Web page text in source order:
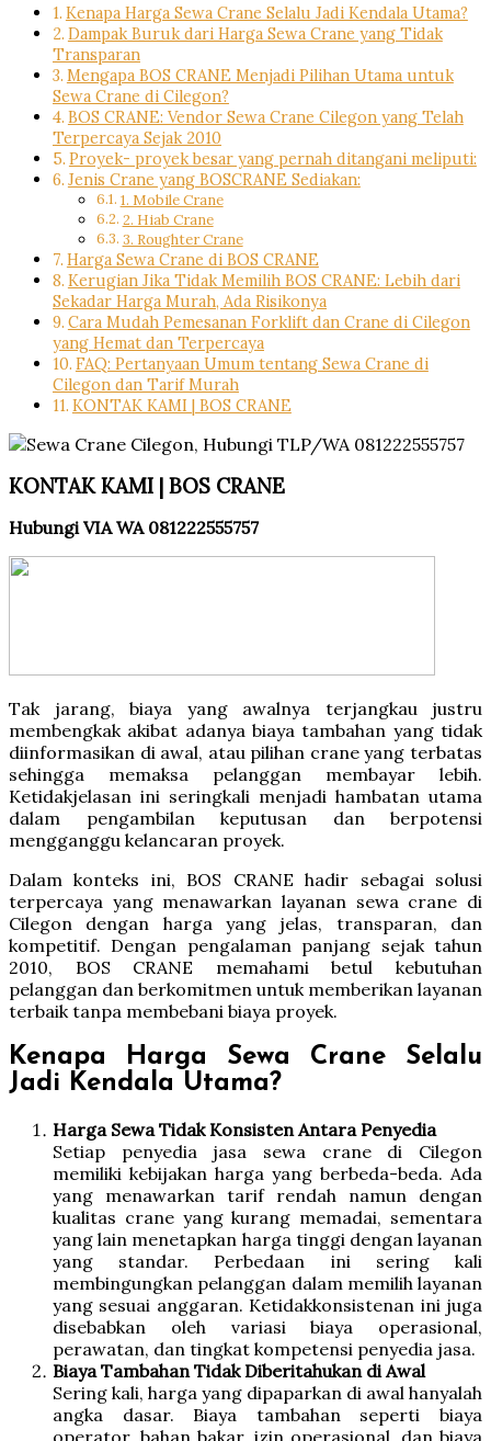
Kenapa Harga Sewa Crane Selalu Jadi Kendala Utama?
Dampak Buruk dari Harga Sewa Crane yang Tidak
Transparan
Mengapa BOS CRANE Menjadi Pilihan Utama untuk
Sewa Crane di Cilegon?
BOS CRANE: Vendor Sewa Crane Cilegon yang Telah
Terpercaya Sejak 2010
Proyek- proyek besar yang pernah ditangani meliputi:
Jenis Crane yang BOSCRANE Sediakan:
1. Mobile Crane
2. Hiab Crane
3. Roughter Crane
Harga Sewa Crane di BOS CRANE
Kerugian Jika Tidak Memilih BOS CRANE: Lebih dari
Sekadar Harga Murah, Ada Risikonya
Cara Mudah Pemesanan Forklift dan Crane di Cilegon
yang Hemat dan Terpercaya
FAQ: Pertanyaan Umum tentang Sewa Crane di
Cilegon dan Tarif Murah
KONTAK KAMI | BOS CRANE
KONTAK KAMI | BOS CRANE
Hubungi VIA WA 081222555757
Tak jarang, biaya yang awalnya terjangkau justru
membengkak akibat adanya biaya tambahan yang tidak
diinformasikan di awal, atau pilihan crane yang terbatas
sehingga memaksa pelanggan membayar lebih.
Ketidakjelasan ini seringkali menjadi hambatan utama
dalam pengambilan keputusan dan berpotensi
mengganggu kelancaran proyek.
Dalam konteks ini, BOS CRANE hadir sebagai solusi
terpercaya yang menawarkan layanan sewa crane di
Cilegon dengan harga yang jelas, transparan, dan
kompetitif. Dengan pengalaman panjang sejak tahun
2010, BOS CRANE memahami betul kebutuhan
pelanggan dan berkomitmen untuk memberikan layanan
terbaik tanpa membebani biaya proyek.
Kenapa Harga Sewa Crane Selalu
Jadi Kendala Utama?
Harga Sewa Tidak Konsisten Antara Penyedia
Setiap penyedia jasa sewa crane di Cilegon
memiliki kebijakan harga yang berbeda-beda. Ada
yang menawarkan tarif rendah namun dengan
kualitas crane yang kurang memadai, sementara
yang lain menetapkan harga tinggi dengan layanan
yang standar. Perbedaan ini sering kali
membingungkan pelanggan dalam memilih layanan
yang sesuai anggaran. Ketidakkonsistenan ini juga
disebabkan oleh variasi biaya operasional,
perawatan, dan tingkat kompetensi penyedia jasa.
Biaya Tambahan Tidak Diberitahukan di Awal
Sering kali, harga yang dipaparkan di awal hanyalah
angka dasar. Biaya tambahan seperti biaya
operator, bahan bakar, izin operasional, dan biaya